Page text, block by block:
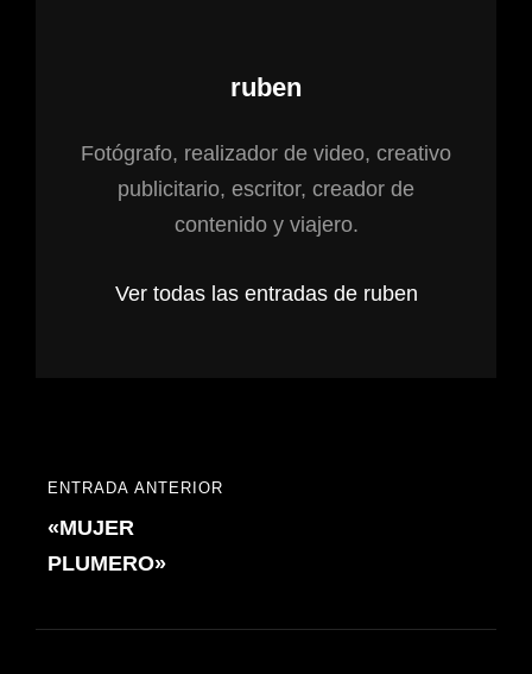
Autor:
ruben
Fotógrafo, realizador de video, creativo
publicitario, escritor, creador de
contenido y viajero.
Ver todas las entradas de ruben
Navegación
de
entradas
ENTRADA
ANTERIOR
ENTRADA ANTERIOR
«MUJER
PLUMERO»